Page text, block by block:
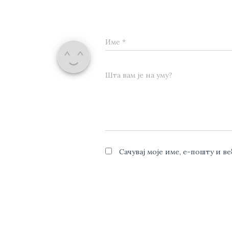
Име *
Шта вам је на уму?
Сачувај моје име, е-пошту и